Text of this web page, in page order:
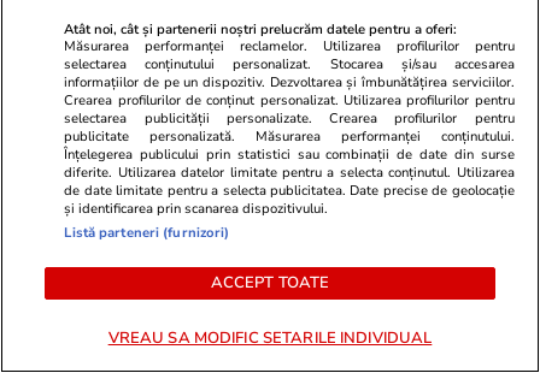
cătușele din Miami. Povestea care
făcea plajă:
Atât noi, cât și partenerii noștri prelucrăm datele pentru a oferi:
Măsurarea performanței reclamelor. Utilizarea profilurilor pentru
selectarea conținutului personalizat. Stocarea și/sau accesarea
informațiilor de pe un dispozitiv. Dezvoltarea și îmbunătățirea serviciilor.
Crearea profilurilor de conținut personalizat. Utilizarea profilurilor pentru
selectarea publicității personalizate. Crearea profilurilor pentru
publicitate personalizată. Măsurarea performanței conținutului.
Înțelegerea publicului prin statistici sau combinații de date din surse
diferite. Utilizarea datelor limitate pentru a selecta conținutul. Utilizarea
de date limitate pentru a selecta publicitatea. Date precise de geolocație
și identificarea prin scanarea dispozitivului.
Listă parteneri (furnizori)
ACCEPT TOATE
VREAU SA MODIFIC SETARILE INDIVIDUAL